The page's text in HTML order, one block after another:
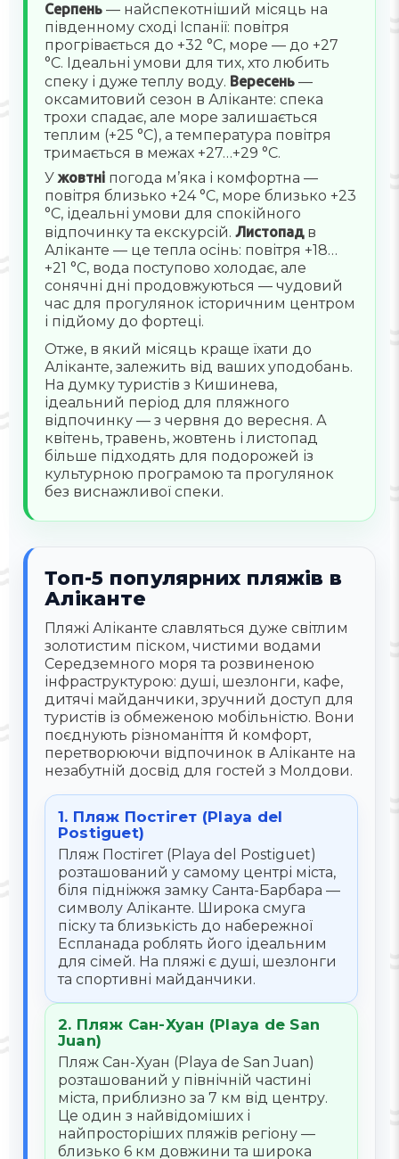
Серпень — найспекотніший місяць на
південному сході Іспанії: повітря
прогрівається до +32 °C, море — до +27
°C. Ідеальні умови для тих, хто любить
спеку і дуже теплу воду. Вересень —
оксамитовий сезон в Аліканте: спека
трохи спадає, але море залишається
теплим (+25 °C), а температура повітря
тримається в межах +27…+29 °C.
Ужовтні погода м’яка і комфортна —
повітря близько +24 °C, море близько +23
°C, ідеальні умови для спокійного
відпочинку та екскурсій.Листопадв
Аліканте — це тепла осінь: повітря +18…
+21 °C, вода поступово холодає, але
сонячні дні продовжуються — чудовий
час для прогулянок історичним центром
і підйому до фортеці.
Отже, в який місяць краще їхати до
Аліканте, залежить від ваших уподобань.
На думку туристів з Кишинева,
ідеальний період для пляжного
відпочинку — з червня до вересня. А
квітень, травень, жовтень і листопад
більше підходять для подорожей із
культурною програмою та прогулянок
без виснажливої спеки.
Топ-5 популярних пляжів в
Аліканте
Пляжі Аліканте славляться дуже світлим
золотистим піском, чистими водами
Середземного моря та розвиненою
інфраструктурою: душі, шезлонги, кафе,
дитячі майданчики, зручний доступ для
туристів із обмеженою мобільністю. Вони
поєднують різноманіття й комфорт,
перетворюючи відпочинок в Аліканте на
незабутній досвід для гостей з Молдови.
1. Пляж Постігет (Playa del
Postiguet)
Пляж Постігет (Playa del Postiguet)
розташований у самому центрі міста,
біля підніжжя замку Санта-Барбара —
символу Аліканте. Широка смуга
піску та близькість до набережної
Еспланада роблять його ідеальним
для сімей. На пляжі є душі, шезлонги
та спортивні майданчики.
2. Пляж Сан-Хуан (Playa de San
Juan)
Пляж Сан-Хуан (Playa de San Juan)
розташований у північній частині
міста, приблизно за 7 км від центру.
Це один з найвідоміших і
найпросторіших пляжів регіону —
близько 6 км довжини та широка